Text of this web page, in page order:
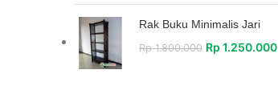
Rak Buku Minimalis Jari
Rp1.800.000 Rp 1.250.000